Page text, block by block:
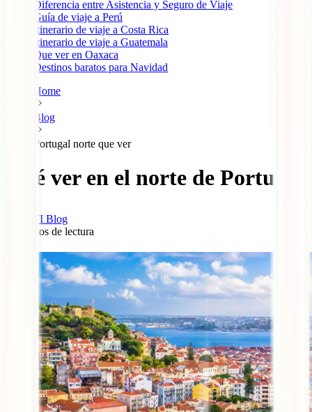
Diferencia entre Asistencia y Seguro de Viaje
Guía de viaje a Perú
Itinerario de viaje a Costa Rica
Itinerario de viaje a Guatemala
Que ver en Oaxaca
Destinos baratos para Navidad
Home
Blog
Portugal norte que ver
Qué ver en el norte de Portugal
IATI Blog
minutos de lectura